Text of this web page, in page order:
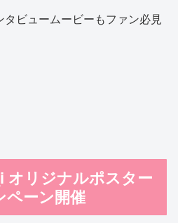
ビュームービーもファン必見
オリジナルポスター
ペーン開催